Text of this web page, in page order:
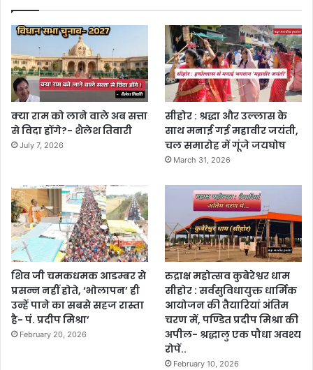
क्या राम को लाने वाले अब सत्ता
से विदा होंगे?- शैलेश तिवारी
July 7, 2026
सीहोर : श्रद्धा और उल्लास के
साथ मनाई गई महावीर जयंती,
चल समारोह में गूंजे जयघोष
March 31, 2026
शिव जी चमकधमक आडम्बर से
प्रसन्न नहीं होते, ‘भोलापन’ ही
उन्हें पाने का सबसे सहज रास्ता
है- पं. प्रदीप मिश्रा’
February 20, 2026
रुद्राक्ष महोत्सव कुबेरेश्वर धाम
सीहोर : सर्वसुविधायुक्त धार्मिक
आयोजन की तैयारियां अंतिम
चरण में, पण्डित प्रदीप मिश्रा की
अपील- श्रद्धालु एक पौधा अवश्य
रोपें..
February 10, 2026